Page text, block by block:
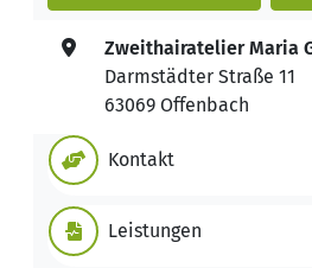
Zweithairatelier Maria
Darmstädter Straße 11
63069 Offenbach
Kontakt
Leistungen